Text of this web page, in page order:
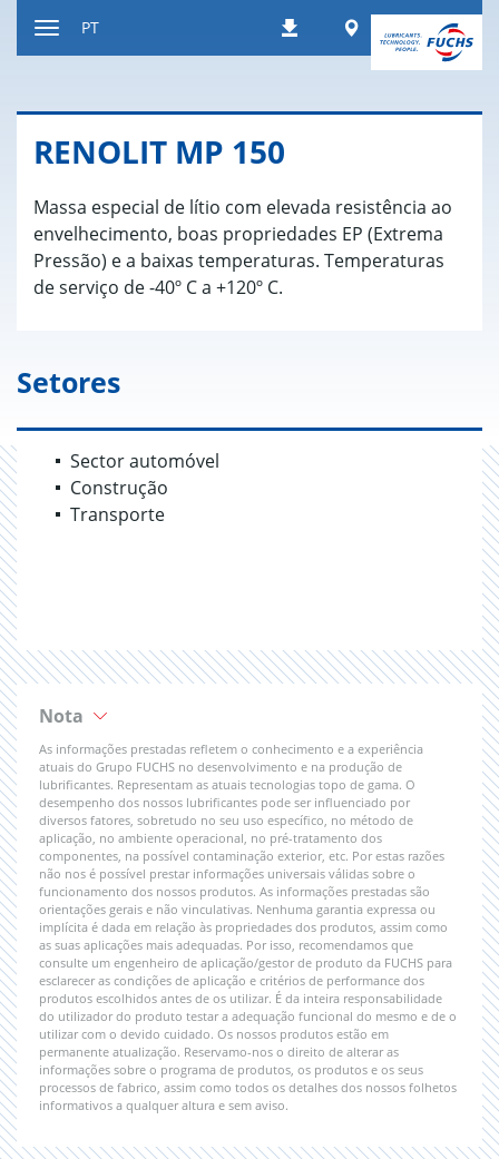
para
DownloadsWorldwide
PT
RENOLIT MP 150
Massa especial de lítio com elevada resistência ao
envelhecimento, boas propriedades EP (Extrema
Pressão) e a baixas temperaturas. Temperaturas
de serviço de -40º C a +120º C.
Setores
Sector automóvel
Construção
Transporte
Nota
As informações prestadas refletem o conhecimento e a experiência
atuais do Grupo FUCHS no desenvolvimento e na produção de
lubrificantes. Representam as atuais tecnologias topo de gama. O
desempenho dos nossos lubrificantes pode ser influenciado por
diversos fatores, sobretudo no seu uso específico, no método de
aplicação, no ambiente operacional, no pré-tratamento dos
componentes, na possível contaminação exterior, etc. Por estas razões
não nos é possível prestar informações universais válidas sobre o
funcionamento dos nossos produtos. As informações prestadas são
orientações gerais e não vinculativas. Nenhuma garantia expressa ou
implícita é dada em relação às propriedades dos produtos, assim como
as suas aplicações mais adequadas. Por isso, recomendamos que
consulte um engenheiro de aplicação/gestor de produto da FUCHS para
esclarecer as condições de aplicação e critérios de performance dos
produtos escolhidos antes de os utilizar. É da inteira responsabilidade
do utilizador do produto testar a adequação funcional do mesmo e de o
utilizar com o devido cuidado. Os nossos produtos estão em
permanente atualização. Reservamo-nos o direito de alterar as
informações sobre o programa de produtos, os produtos e os seus
processos de fabrico, assim como todos os detalhes dos nossos folhetos
informativos a qualquer altura e sem aviso.